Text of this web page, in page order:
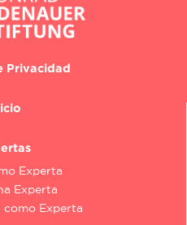
Privacidad
Experta
Experta
como Experta